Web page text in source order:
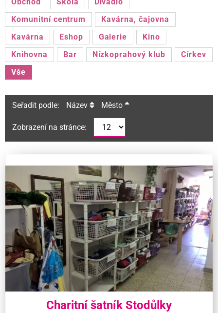
Obchod
Škola
Divadlo
Komunitní centrum
Kavárna, čajovna
Kavárna
Eshop Galerie
Kino
Knihovna
Bar Nízkoprahový klub
Církev
Vše
Seřadit podle: Název Město
Zobrazení na stránce:
Charitní šatník Stodůlky